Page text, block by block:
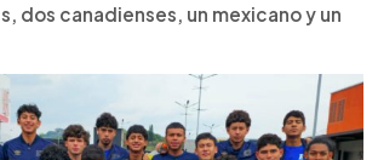
dos canadienses, un mexicano y un